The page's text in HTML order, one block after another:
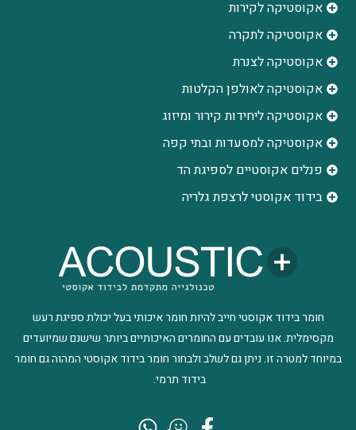
חומר בידוד אקוסטי חייב להיות חומר איכותי בעל יכולת ספיגת רעש
מקסימלית. אנו עובדים עם החומרים האיכותיים ביותר שישנם שמיועדים
במיוחד למטרה זו. ניתן גם לשלב ולבחור חומר בידוד אקוסטי המהוה גם חומר
בידוד תרמי.
אקוסטיקה לקירות
אקוסטיקה לתקרה
אקוסטיקה לצנרת
אקוסטיקה לאולפן הקלטות
‫אקוסטיקה ליחידות קירור ומיזוג
אקוסטיקה למסעדות ובתי קפה
פנלים אקוסטיים לספיגת הד
בידוד אקוסטי לרצפת גלריה